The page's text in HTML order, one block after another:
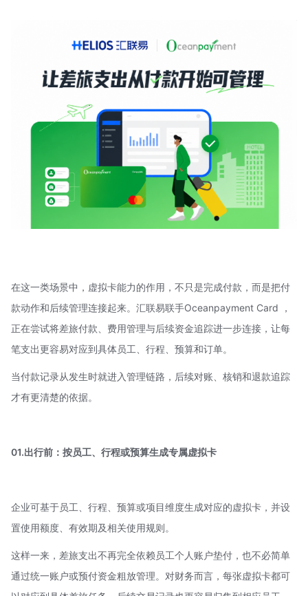
在这一类场景中，虚拟卡能力的作用，不只是完成付款，而是把付
款动作和后续管理连接起来。汇联易联手Oceanpayment Card ，
正在尝试将差旅付款、费用管理与后续资金追踪进一步连接，让每
笔支出更容易对应到具体员工、行程、预算和订单。
当付款记录从发生时就进入管理链路，后续对账、核销和退款追踪
才有更清楚的依据。
01.出行前：按员工、行程或预算生成专属虚拟卡
企业可基于员工、行程、预算或项目维度生成对应的虚拟卡，并设
置使用额度、有效期及相关使用规则。
这样一来，差旅支出不再完全依赖员工个人账户垫付，也不必简单
通过统一账户或预付资金粗放管理。对财务而言，每张虚拟卡都可